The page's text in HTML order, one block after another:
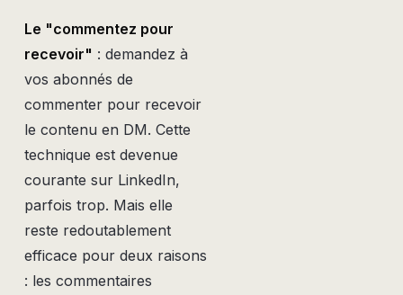
Le "commentez pour
recevoir" : demandez à
vos abonnés de
commenter pour recevoir
le contenu en DM. Cette
technique est devenue
courante sur LinkedIn,
parfois trop. Mais elle
reste redoutablement
efficace pour deux raisons
: les commentaires